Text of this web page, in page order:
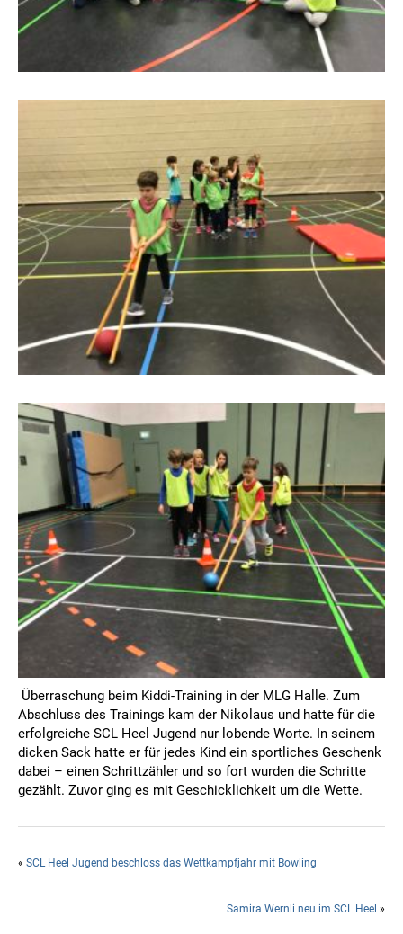
Überraschung beim Kiddi-Training in der MLG Halle. Zum
Abschluss des Trainings kam der Nikolaus und hatte für die
erfolgreiche SCL Heel Jugend nur lobende Worte. In seinem
dicken Sack hatte er für jedes Kind ein sportliches Geschenk
dabei – einen Schrittzähler und so fort wurden die Schritte
gezählt. Zuvor ging es mit Geschicklichkeit um die Wette.
« SCL Heel Jugend beschloss das Wettkampfjahr mit Bowling
Samira Wernli neu im SCL Heel »